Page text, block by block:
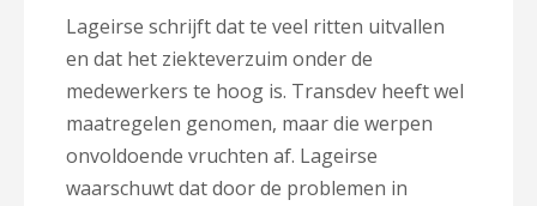
Lageirse schrijft dat te veel ritten uitvallen
en dat het ziekteverzuim onder de
medewerkers te hoog is. Transdev heeft wel
maatregelen genomen, maar die werpen
onvoldoende vruchten af. Lageirse
waarschuwt dat door de problemen in